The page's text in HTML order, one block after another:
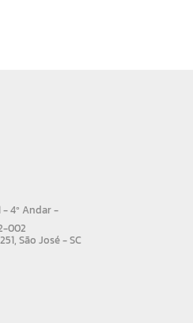
- 4º Andar -
002
São José - SC